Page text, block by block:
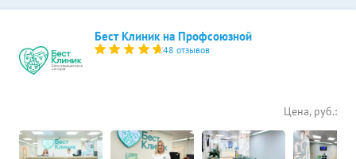
Бест Клиник на Профсоюзной
48 отзывов
Цена, руб.: